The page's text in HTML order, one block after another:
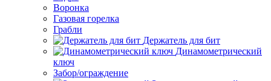
Воронка
Газовая горелка
Грабли
Держатель для бит
Динамометрический
ключ
Забор/ограждение